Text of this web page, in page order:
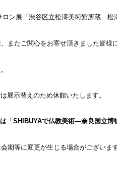
ロン展「渋谷区立松濤美術館所蔵 松
またご関心をお寄せ頂きました皆様
展示替えのため休館いたします。
「SHIBUYAで仏教美術―奈良国立博
期等に変更が生じる場合がございま